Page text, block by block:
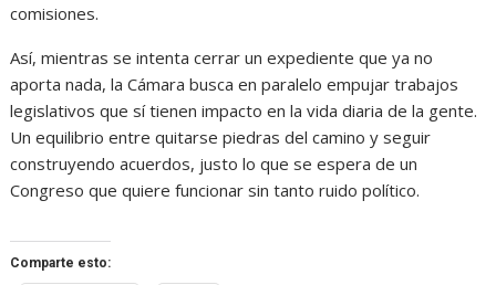
comisiones.
Así, mientras se intenta cerrar un expediente que ya no
aporta nada, la Cámara busca en paralelo empujar trabajos
legislativos que sí tienen impacto en la vida diaria de la gente.
Un equilibrio entre quitarse piedras del camino y seguir
construyendo acuerdos, justo lo que se espera de un
Congreso que quiere funcionar sin tanto ruido político.
Comparte esto: